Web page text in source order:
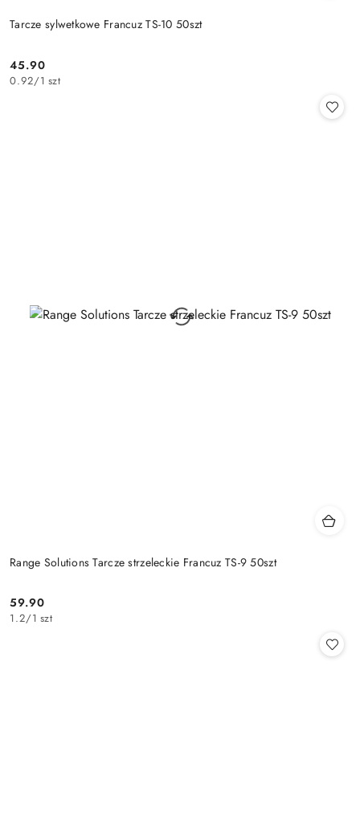
Tarcze sylwetkowe Francuz TS-10 50szt
Cena:
45.90
0.92/1 szt
Range Solutions Tarcze strzeleckie Francuz TS-9 50szt
Cena:
59.90
1.2/1 szt